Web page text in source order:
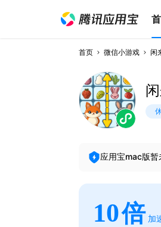
首页 微信小游戏 闲
应用宝mac版
10倍 加